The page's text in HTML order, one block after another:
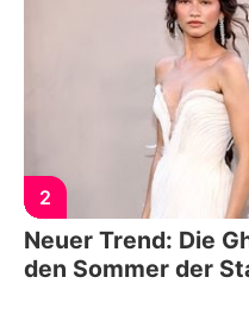
2
Neuer Trend: Die
den Sommer der